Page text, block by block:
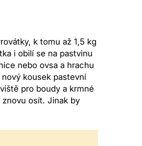
k tomu až 1,5 kg
i obilí se na pastvinu
nebo ovsa a hrachu
kousek pastevní
pro boudy a krmné
osít. Jinak by